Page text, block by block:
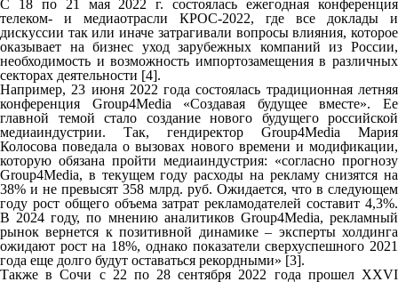
С 18 по 21 мая 2022 г. состоялась ежегодная конференция
телеком- и медиаотрасли КРОС-2022, где все доклады и
дискуссии так или иначе затрагивали вопросы влияния, которое
оказывает на бизнес уход зарубежных компаний из России,
необходимость и возможность импортозамещения в различных
секторах деятельности [4].
Например, 23 июня 2022 года состоялась традиционная летняя
конференция Group4Media «Создавая будущее вместе». Ее
главной темой стало создание нового будущего российской
медиаиндустрии. Так, гендиректор Group4Media Мария
Колосова поведала о вызовах нового времени и модификации,
которую обязана пройти медиаиндустрия: «согласно прогнозу
Group4Media, в текущем году расходы на рекламу снизятся на
38% и не превысят 358 млрд. руб. Ожидается, что в следующем
году рост общего объема затрат рекламодателей составит 4,3%.
В 2024 году, по мнению аналитиков Group4Media, рекламный
рынок вернется к позитивной динамике – эксперты холдинга
ожидают рост на 18%, однако показатели сверхуспешного 2021
года еще долго будут оставаться рекордными» [3].
Также в Сочи с 22 по 28 сентября 2022 года прошел XXVI